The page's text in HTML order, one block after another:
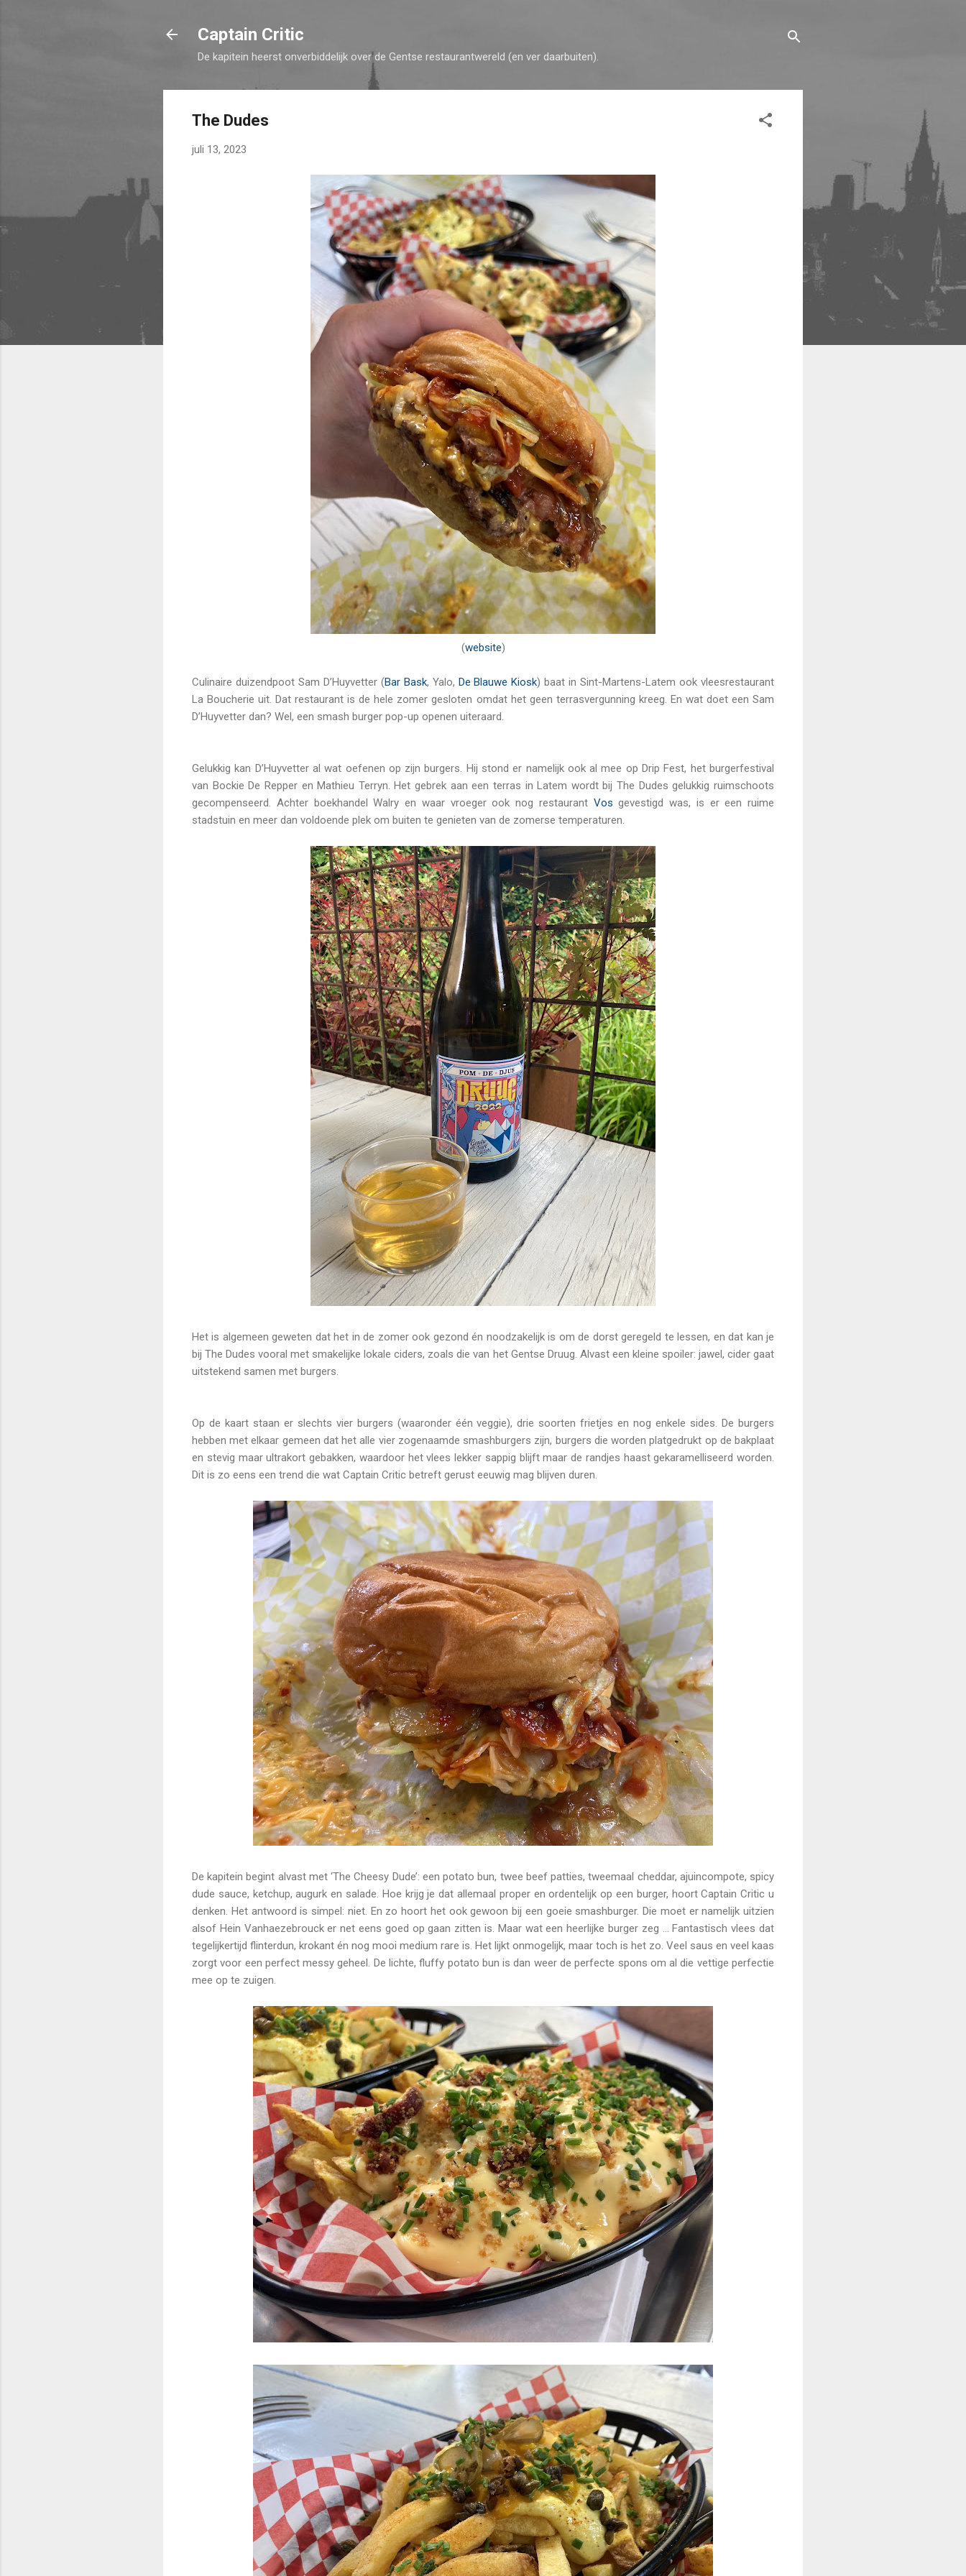
Captain Critic
De kapitein heerst onverbiddelijk over de Gentse restaurantwereld (en ver daarbuiten).
The Dudes
juli 13, 2023
(website)
Culinaire duizendpoot Sam D’Huyvetter (Bar Bask, Yalo, De Blauwe Kiosk) baat in Sint-Martens-Latem ook vleesrestaurant
La Boucherie uit. Dat restaurant is de hele zomer gesloten omdat het geen terrasvergunning kreeg. En wat doet een Sam
D’Huyvetter dan? Wel, een smash burger pop-up openen uiteraard.
Gelukkig kan D’Huyvetter al wat oefenen op zijn burgers. Hij stond er namelijk ook al mee op Drip Fest, het burgerfestival
van Bockie De Repper en Mathieu Terryn. Het gebrek aan een terras in Latem wordt bij The Dudes gelukkig ruimschoots
gecompenseerd. Achter boekhandel Walry en waar vroeger ook nog restaurant Vos gevestigd was, is er een ruime
stadstuin en meer dan voldoende plek om buiten te genieten van de zomerse temperaturen.
Het is algemeen geweten dat het in de zomer ook gezond én noodzakelijk is om de dorst geregeld te lessen, en dat kan je
bij The Dudes vooral met smakelijke lokale ciders, zoals die van het Gentse Druug. Alvast een kleine spoiler: jawel, cider gaat
uitstekend samen met burgers.
Op de kaart staan er slechts vier burgers (waaronder één veggie), drie soorten frietjes en nog enkele sides. De burgers
hebben met elkaar gemeen dat het alle vier zogenaamde smashburgers zijn, burgers die worden platgedrukt op de bakplaat
en stevig maar ultrakort gebakken, waardoor het vlees lekker sappig blijft maar de randjes haast gekaramelliseerd worden.
Dit is zo eens een trend die wat Captain Critic betreft gerust eeuwig mag blijven duren.
De kapitein begint alvast met ‘The Cheesy Dude’: een potato bun, twee beef patties, tweemaal cheddar, ajuincompote, spicy
dude sauce, ketchup, augurk en salade. Hoe krijg je dat allemaal proper en ordentelijk op een burger, hoort Captain Critic u
denken. Het antwoord is simpel: niet. En zo hoort het ook gewoon bij een goeie smashburger. Die moet er namelijk uitzien
alsof Hein Vanhaezebrouck er net eens goed op gaan zitten is. Maar wat een heerlijke burger zeg … Fantastisch vlees dat
tegelijkertijd flinterdun, krokant én nog mooi medium rare is. Het lijkt onmogelijk, maar toch is het zo. Veel saus en veel kaas
zorgt voor een perfect messy geheel. De lichte, fluffy potato bun is dan weer de perfecte spons om al die vettige perfectie
mee op te zuigen.